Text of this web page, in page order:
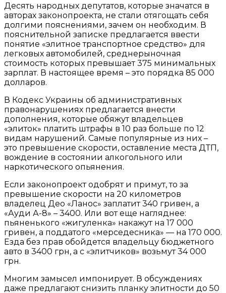
Десять народных депутатов, которые значатся в
авторах законопроекта, не стали отягощать себя
долгими пояснениями, зачем он необходим. В
пояснительной записке предлагается ввести
понятие «элитное транспортное средство» для
легковых автомобилей, среднерыночная
стоимость которых превышает 375 минимальных
зарплат. В настоящее время – это порядка 85 000
долларов.
В Кодекс Украины об административных
правонарушениях предлагается внести
дополнения, которые обяжут владельцев
«элиток» платить штрафы в 10 раз больше по 12
видам нарушений. Самые популярные из них –
это превышение скорости, оставление места ДТП,
вождение в состоянии алкогольного или
наркотического опьянения.
Если законопроект одобрят и примут, то за
превышение скорости на 20 километров
владелец Део «Ланос» заплатит 340 гривен, а
«Ауди А-8» – 3400. Или вот еще нагляднее:
пьяненького «жигуленка» накажут на 17 000
гривен, а поддатого «мерседесника» — на 170 000.
Езда без прав обойдется владельцу бюджетного
авто в 3400 грн, а с «элитчиков» возьмут 34 000
грн.
Многим замысел импонирует. В обсуждениях
даже предлагают снизить планку элитности до 50